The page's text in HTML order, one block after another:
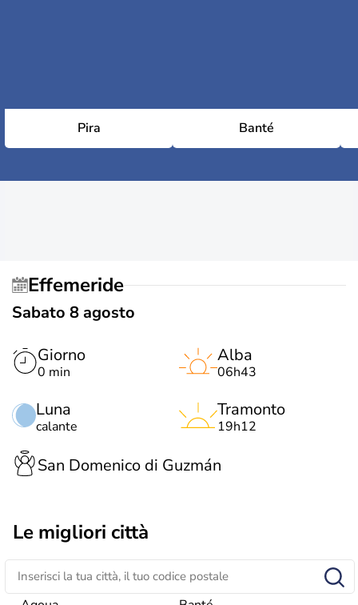
Pira Banté
Effemeride
Sabato 8 agosto
Giorno
0 min
Luna
calante
Alba
06h43
Tramonto
19h12
San Domenico di Guzmán
Le migliori città